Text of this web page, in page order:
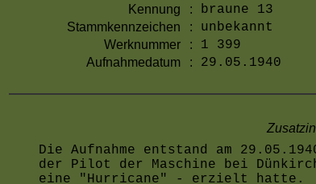
Kennung : braune 13
Stammkennzeichen : unbekannt
Werknummer : 1 399
Aufnahmedatum : 29.05.1940
Die Aufnahme entstand am
der Pilot der Maschine bei
eine "Hurricane" - erzielt hatte.